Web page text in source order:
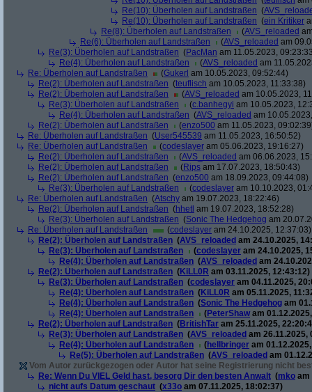
Re(10): Überholen auf Landstraßen (
Re(10): Überholen auf Landstraßen (ein Kritiker
Re(8): Überholen auf Landstraßen
(AVS_reloaded
Re(6): Überholen auf Landstraßen
(AVS_reloaded am
Re(3): Überholen auf Landstraßen (PacMan am 11.05.2023,
Re(4): Überholen auf Landstraßen
(AVS_reloaded am
Re: Überholen auf Landstraßen
(Gukerl am 10.05.2023, 09:52:44)
Re(2): Überholen auf Landstraßen (teuflisch am 10.05.2023, 11:33:38)
Re(2): Überholen auf Landstraßen
(AVS_reloaded am 10.05.2023,
Re(3): Überholen auf Landstraßen
(c.banhegyi am 10.05.2023,
Re(4): Überholen auf Landstraßen (AVS_reloaded am
Re(2): Überholen auf Landstraßen
(enzo500 am 11.05.2023,
Re: Überholen auf Landstraßen (User545539 am 11.05.2023, 16:50:52)
Re: Überholen auf Landstraßen
(codeslayer am 05.06.2023, 19:16:27)
Re(2): Überholen auf Landstraßen
(AVS_reloaded am 06.06.2023,
Re(2): Überholen auf Landstraßen
(Rips am 17.07.2023, 18:50:43)
Re(2): Überholen auf Landstraßen (enzo500 am 18.09.2023, 09:44:08)
Re(3): Überholen auf Landstraßen
(codeslayer am 10.10.2023,
Re: Überholen auf Landstraßen (Atschy am 19.07.2023, 18:22:46)
Re(2): Überholen auf Landstraßen (hhetl am 19.07.2023, 18:52:28)
Re(3): Überholen auf Landstraßen (Sonic The Hedgehog am
Re: Überholen auf Landstraßen
(codeslayer am 24.10.2025, 12:37:03)
Re(2): Überholen auf Landstraßen (AVS_reloaded am 24.10.2025,
Re(3): Überholen auf Landstraßen
(codeslayer am 24.10.2025,
Re(4): Überholen auf Landstraßen (AVS_reloaded am
Re(2): Überholen auf Landstraßen (KiLL0R am 03.11.2025, 12:43:12)
Re(3): Überholen auf Landstraßen (codeslayer am 04.11.2025,
Re(4): Überholen auf Landstraßen (KiLL0R am 05.11.2025,
Re(4): Überholen auf Landstraßen (Sonic The Hedgehog am
Re(4): Überholen auf Landstraßen
(PeterShaw am
Re(2): Überholen auf Landstraßen (BritishTar am 25.11.2025,
Re(3): Überholen auf Landstraßen (AVS_reloaded am 26.11.2025,
Re(4): Überholen auf Landstraßen
(hellbringer am
Re(5): Überholen auf Landstraßen (AVS_reloaded am
Vom Autor zurückgezogen oder Autor hat seine Registrierung nicht
Re: Wenn Du VIEL Geld hast, besorg Dir den besten Anwalt (mko am
nicht aufs Datum geschaut (x33o am 07.11.2025, 18:02:37)